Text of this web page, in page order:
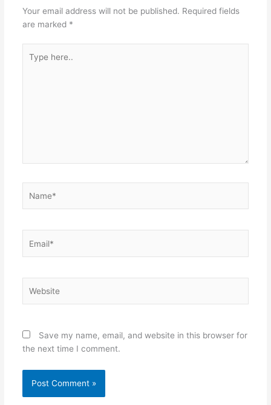
Your email address will not be published. Required fields
are marked *
here..
Save my name, email, and website in this browser for
the next time I comment.